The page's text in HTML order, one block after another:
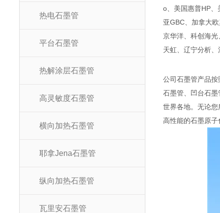
热电石墨管
平台石墨管
热解涂层石墨管
高灵敏度石墨管
横向加热石墨管
耶拿Jena石墨管
纵向加热石墨管
瓦里安石墨管
o、美国惠普HP
亚GBC、加拿大
京华洋、科创海
天虹、辽宁分析
公司石墨管产品
石墨管、凹台石
世界各地。无论
高性能的石墨原